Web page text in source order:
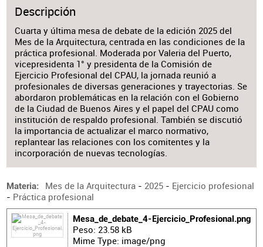
Descripción
Cuarta y última mesa de debate de la edición 2025 del
Mes de la Arquitectura, centrada en las condiciones de la
práctica profesional. Moderada por Valeria del Puerto,
vicepresidenta 1° y presidenta de la Comisión de
Ejercicio Profesional del CPAU, la jornada reunió a
profesionales de diversas generaciones y trayectorias. Se
abordaron problemáticas en la relación con el Gobierno
de la Ciudad de Buenos Aires y el papel del CPAU como
institución de respaldo profesional. También se discutió
la importancia de actualizar el marco normativo,
replantear las relaciones con los comitentes y la
incorporación de nuevas tecnologías.
Materia Mes de la Arquitectura - 2025 - Ejercicio profesional
- Práctica profesional
Mesa_de_debate_4-Ejercicio_Profesional.png
Peso: 23.58 kB
Mime Type: image/png